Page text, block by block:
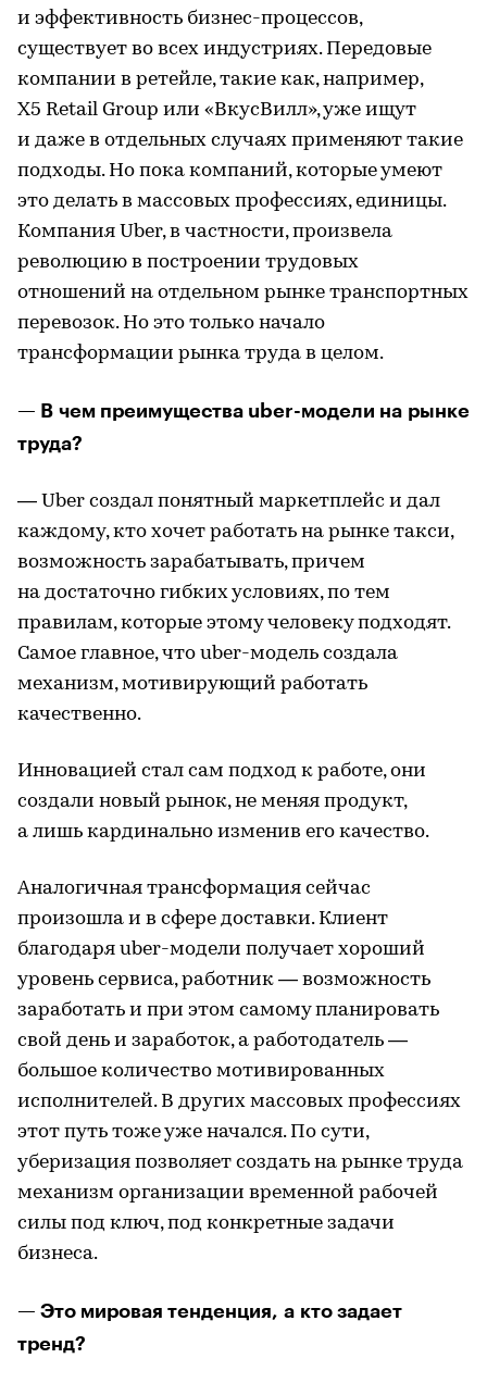
и эффективность бизнес-процессов,
существует во всех индустриях. Передовые
компании в ретейле, такие как, например,
X5 Retail Group или «ВкусВилл», уже ищут
и даже в отдельных случаях применяют такие
подходы. Но пока компаний, которые умеют
это делать в массовых профессиях, единицы.
Компания Uber, в частности, произвела
революцию в построении трудовых
отношений на отдельном рынке транспортных
перевозок. Но это только начало
трансформации рынка труда в целом.
— В чем преимущества uber-модели на рынке
труда?
— Uber создал понятный маркетплейс и дал
каждому, кто хочет работать на рынке такси,
возможность зарабатывать, причем
на достаточно гибких условиях, по тем
правилам, которые этому человеку подходят.
Самое главное, что uber-модель создала
механизм, мотивирующий работать
качественно.
Инновацией стал сам подход к работе, они
создали новый рынок, не меняя продукт,
а лишь кардинально изменив его качество.
Аналогичная трансформация сейчас
произошла и в сфере доставки. Клиент
благодаря uber-модели получает хороший
уровень сервиса, работник — возможность
заработать и при этом самому планировать
свой день и заработок, а работодатель —
большое количество мотивированных
исполнителей. В других массовых профессиях
этот путь тоже уже начался. По сути,
уберизация позволяет создать на рынке труда
механизм организации временной рабочей
силы под ключ, под конкретные задачи
бизнеса.
— Это мировая тенденция, а кто задает
тренд?